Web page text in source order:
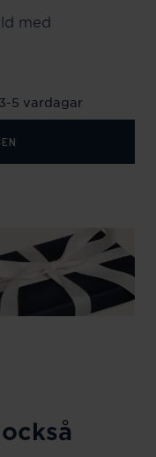
med
5 vardagar